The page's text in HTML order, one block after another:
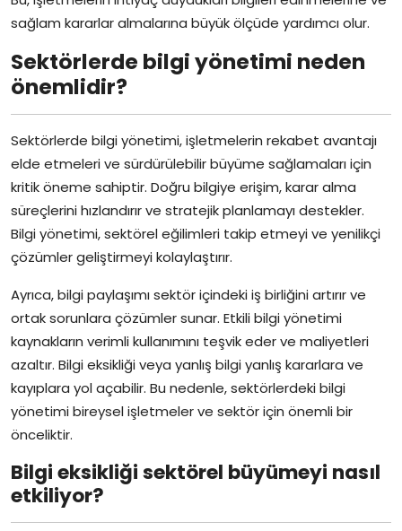
sağlam kararlar almalarına büyük ölçüde yardımcı olur.
Sektörlerde bilgi yönetimi neden
önemlidir?
Sektörlerde bilgi yönetimi, işletmelerin rekabet avantajı
elde etmeleri ve sürdürülebilir büyüme sağlamaları için
kritik öneme sahiptir. Doğru bilgiye erişim, karar alma
süreçlerini hızlandırır ve stratejik planlamayı destekler.
Bilgi yönetimi, sektörel eğilimleri takip etmeyi ve yenilikçi
çözümler geliştirmeyi kolaylaştırır.
Ayrıca, bilgi paylaşımı sektör içindeki iş birliğini artırır ve
ortak sorunlara çözümler sunar. Etkili bilgi yönetimi
kaynakların verimli kullanımını teşvik eder ve maliyetleri
azaltır. Bilgi eksikliği veya yanlış bilgi yanlış kararlara ve
kayıplara yol açabilir. Bu nedenle, sektörlerdeki bilgi
yönetimi bireysel işletmeler ve sektör için önemli bir
önceliktir.
Bilgi eksikliği sektörel büyümeyi nasıl
etkiliyor?